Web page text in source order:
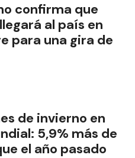
confirma que
al país en
para una gira de
de invierno en
5,9% más de
el año pasado